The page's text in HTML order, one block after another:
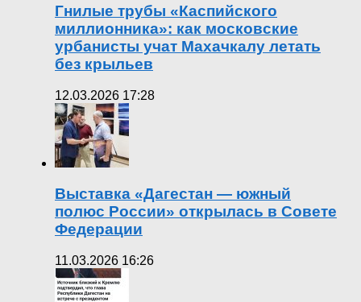
Гнилые трубы «Каспийского
миллионника»: как московские
урбанисты учат Махачкалу летать
без крыльев
12.03.2026 17:28
Выставка «Дагестан — южный
полюс России» открылась в Совете
Федерации
11.03.2026 16:26